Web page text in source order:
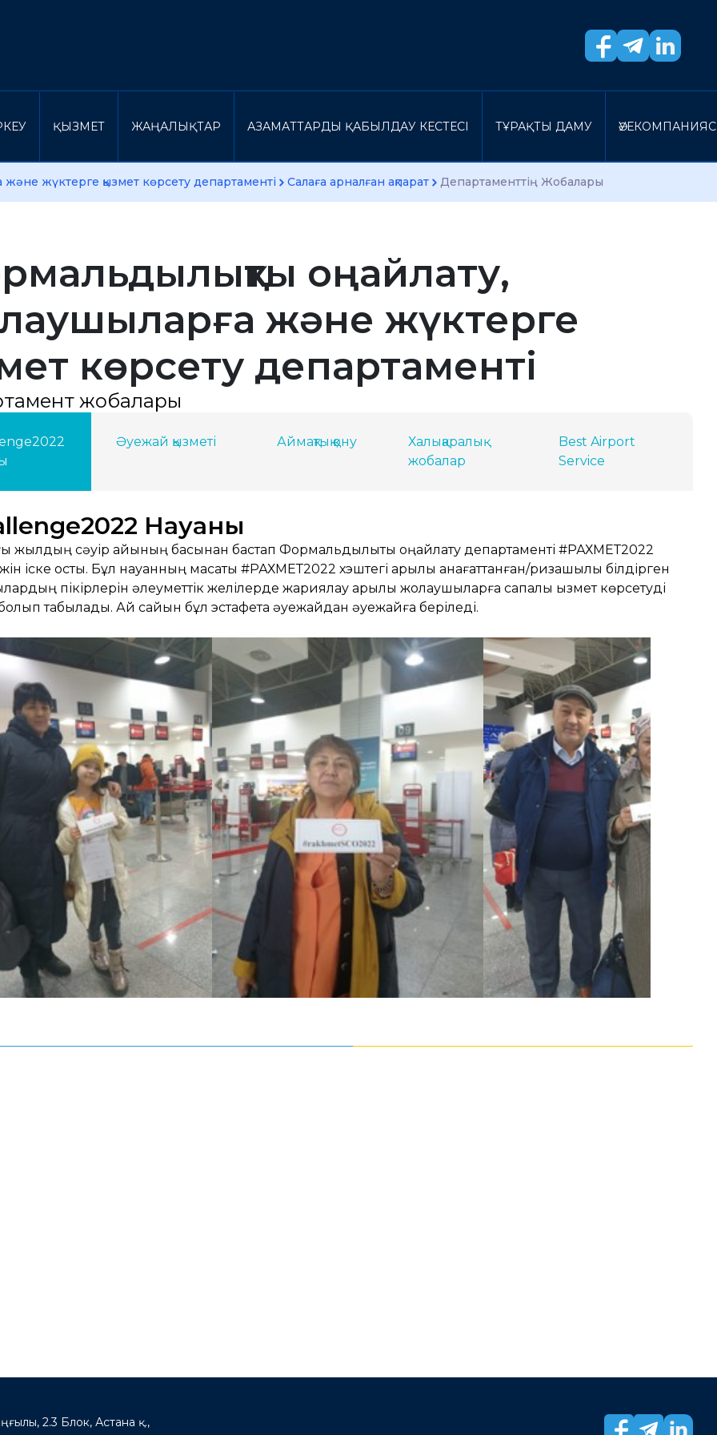
ҚЫЗМЕТ ЖАҢАЛЫҚТАР АЗАМАТТАРДЫ ҚАБЫЛДАУ КЕСТЕСI ТҰРАҚТЫ ДАМУ
жүктерге қызмет көрсету департаменті Салаға арналған ақпарат Департаменттің Жобалары
оңайлату,
және жүктерге
көрсету департаменті
жобалары
Әуежай қызметі Аймақтық қону
Халықаралық
жобалар
Best Airport
Service
Науқаны
жылдың сәуір айының басынан бастап Формальдылықты оңайлату департаменті #РАХМЕТ2022
іске қосты. Бұл науқанның мақсаты #РАХМЕТ2022 хэштегі арқылы қанағаттанған/ризашылық білдірген
пікірлерін әлеуметтік желілерде жариялау арқылы жолаушыларға сапалы қызмет көрсетуді
табылады. Ай сайын бұл эстафета әуежайдан әуежайға беріледі.
2.3 Блок, Астана қ.,